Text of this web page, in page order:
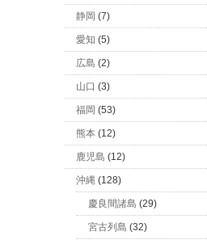
静岡 (7)
愛知 (5)
広島 (2)
山口 (3)
福岡 (53)
熊本 (12)
鹿児島 (12)
沖縄 (128)
慶良間諸島 (29)
宮古列島 (32)